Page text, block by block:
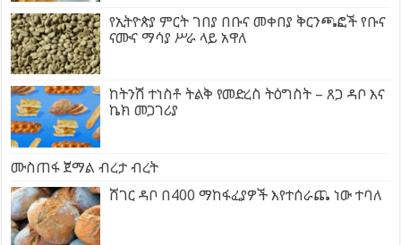
የኢትዮጵያ ምርት ገበያ በቡና መቀበያ ቅርንጫፎች የቡና
ናሙና ማሳያ ሥራ ላይ አዋለ
ከትንሽ ተነስቶ ትልቅ የመድረስ ትዕግስት – ጸጋ ዳቦ እና
ኬክ መጋገሪያ
ሙስጠፋ ጀማል ብረታ ብረት
ሸገር ዳቦ በ400 ማከፋፈያዎች እየተሰራጨ ነው ተባለ